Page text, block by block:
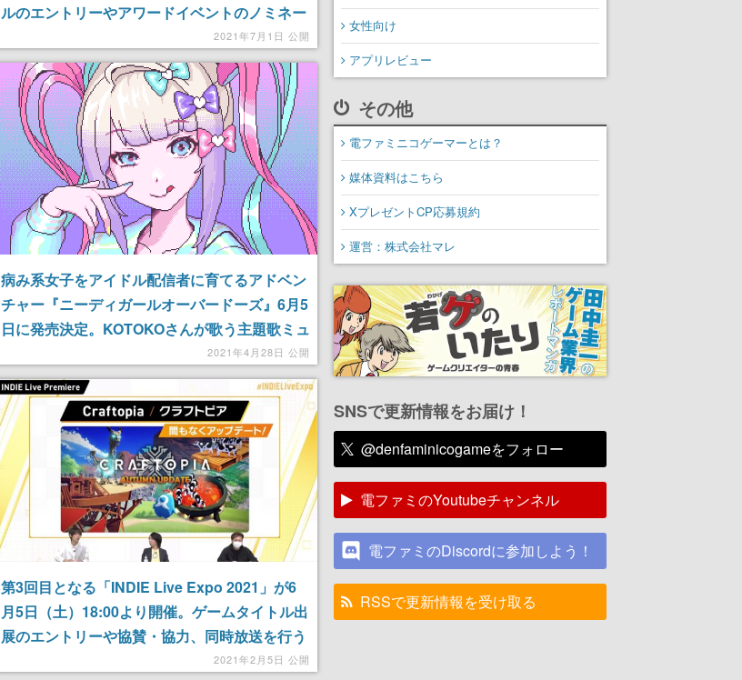
ルのエントリーやアワードイベントのノミネー
2021年7月1日 公開
病み系女子をアイドル配信者に育てるアドベン
チャー『ニーディガールオーバードーズ』6月5
日に発売決定。KOTOKOさんが歌う主題歌ミュ
2021年4月28日 公開
第3回目となる「INDIE Live Expo 2021」が6
月5日（土）18:00より開催。ゲームタイトル出
展のエントリーや協賛・協力、同時放送を行う
2021年2月5日 公開
女性向け
アプリレビュー
その他
電ファミニコゲーマーとは？
媒体資料はこちら
XプレゼントCP応募規約
運営：株式会社マレ
SNSで更新情報をお届け！
@denfaminicogameをフォロー
電ファミのYoutubeチャンネル
電ファミのDiscordに参加しよう！
RSSで更新情報を受け取る